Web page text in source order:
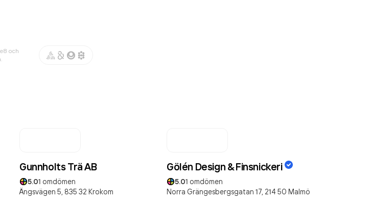
och
Gunnholts Trä AB
5.01 omdömen
Ängsvägen 5, 835 32 Krokom
Gölén Design & Finsnickeri
5.01 omdömen
Norra Grängesbergsgatan 17, 214 50 Malmö